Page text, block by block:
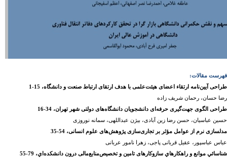
فهرست مقالات:
طراحی آیین‌نامه ارتقاء اعضای هیئت‌علمی با هدف ارتقای ارتباط صنعت و دانشگاه، 15-1
رضا حسان، رحمان شریف زاده
طراحی الگوی جهت‌گیری حرفه‌ای دانشجویان دانشگاه‌های دولتی شهر تهران، 34-16
حسین عباسیان، حسن رضا زین آبادی، بیژن عبداللهی، سمانه نوروزی
مدل­سازی نرم از عوامل مؤثر بر تجاری‌سازی پژوهش‌های علوم انسانی، 54-35
عباس عباس­پور، عقیل قربانی پاجی، زهرا نامور عربانی
شناسائي موانع و راهكارهاي سازوکارهای تامین و تخصیص‌منابع‌مالی درون دانشکده‌اي، 79-55